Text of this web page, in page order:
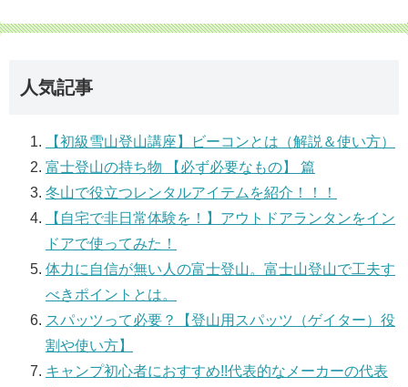
人気記事
【初級雪山登山講座】ビーコンとは（解説＆使い方）
富士登山の持ち物 【必ず必要なもの】 篇
冬山で役立つレンタルアイテムを紹介！！！
【自宅で非日常体験を！】アウトドアランタンをイン
ドアで使ってみた！
体力に自信が無い人の富士登山。富士山登山で工夫す
べきポイントとは。
スパッツって必要？【登山用スパッツ（ゲイター）役
割や使い方】
キャンプ初心者におすすめ!!代表的なメーカーの代表